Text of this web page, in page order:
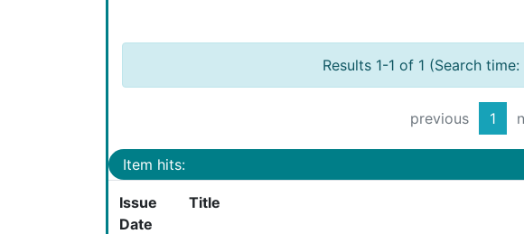
Results 1-1 of 1 (Search
previous 1
Item hits:
Issue
Date
Title